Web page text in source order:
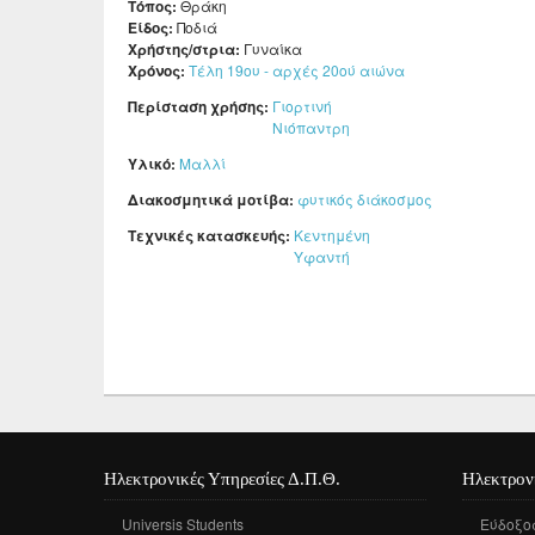
Τόπος: Θράκη
Είδος: Ποδιά
Χρήστης/στρια: Γυναίκα
Χρόνος: Τέλη 19ου - αρχές 20ού αιώνα
Περίσταση χρήσης: Γιορτινή
Νιόπαντρη
Υλικό: Μαλλί
Διακοσμητικά μοτίβα: φυτικός διάκοσμος
Τεχνικές κατασκευής: Κεντημένη
Υφαντή
Ηλεκτρονικές Υπηρεσίες Δ.Π.Θ.
Universis Students